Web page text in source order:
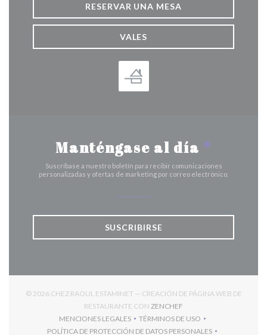
RESERVAR UNA MESA
VALES
Manténgase al día *
Suscríbase a nuestro boletín para recibir comunicaciones
personalizadas y ofertas de marketing por correo electrónico.
SUSCRIBIRSE
© 2026 CHEZ RAOUL ESTAMINET — CREACIÓN DE PÁGINA WEB DE
RESTAURANTE CON ZENCHEF
MENCIONES LEGALES
((ABRE EN UNA NUEVA VENTANA))
TÉRMINOS DE USO
((ABRE EN UNA NUEVA
POLÍTICA DE PROTECCIÓN DE DATOS PERSONALES